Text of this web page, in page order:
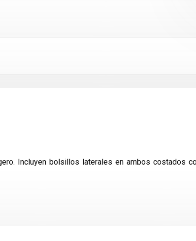
Incluyen bolsillos laterales en ambos costados